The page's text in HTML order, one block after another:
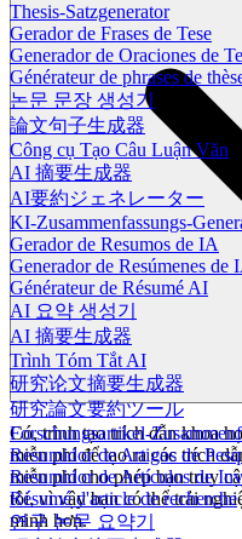
Thesis-Satzgenerator
Gerador de Frases de Tese
Generador de Oraciones de
Générateur de phrases de
논문 문장 생성기
論文句子生成器
Công cụ Tạo Câu Luận Văn
AI 摘要生成器
AI要約ジェネレーター
KI-Zusammenfassungs-
Gerador de Resumos de IA
Generador de Resúmenes de
Générateur de Résumé AI
AI 요약 생성기
AI 摘要生成器
Trình Tóm Tắt AI
研究论文摘要生成器
研究論文要約ツール
Forschungsartikel-
Resumidor de Artigos de
Resumidor de Artículos de
Résumé d'article de recherche
연구 논문 요약기
Có, trình tạo trích dẫn khoa
miễn phí để tạo ra các trích
miễn phí cho phép bạn truy
tôi, vì vậy bạn có thể trải
minh hơn.